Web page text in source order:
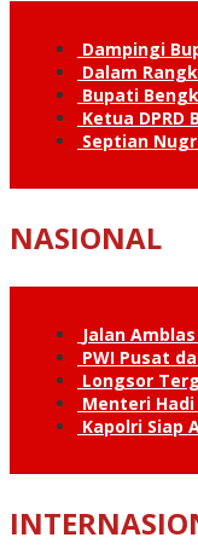
Dampingi
Dalam
Bupati
Ketua
Septian
NASIONAL
Jalan
PWI Pusat
Longsor
Menteri Hadi
Kapolri Siap